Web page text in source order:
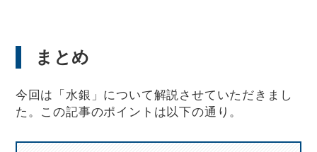
まとめ
今回は「水銀」について解説させていただきまし
た。この記事のポイントは以下の通り。